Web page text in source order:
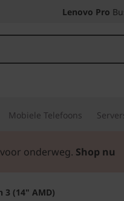
Lenovo Pro
Mobiele Telefoons
onderweg. Shop nu
3 (14" AMD)